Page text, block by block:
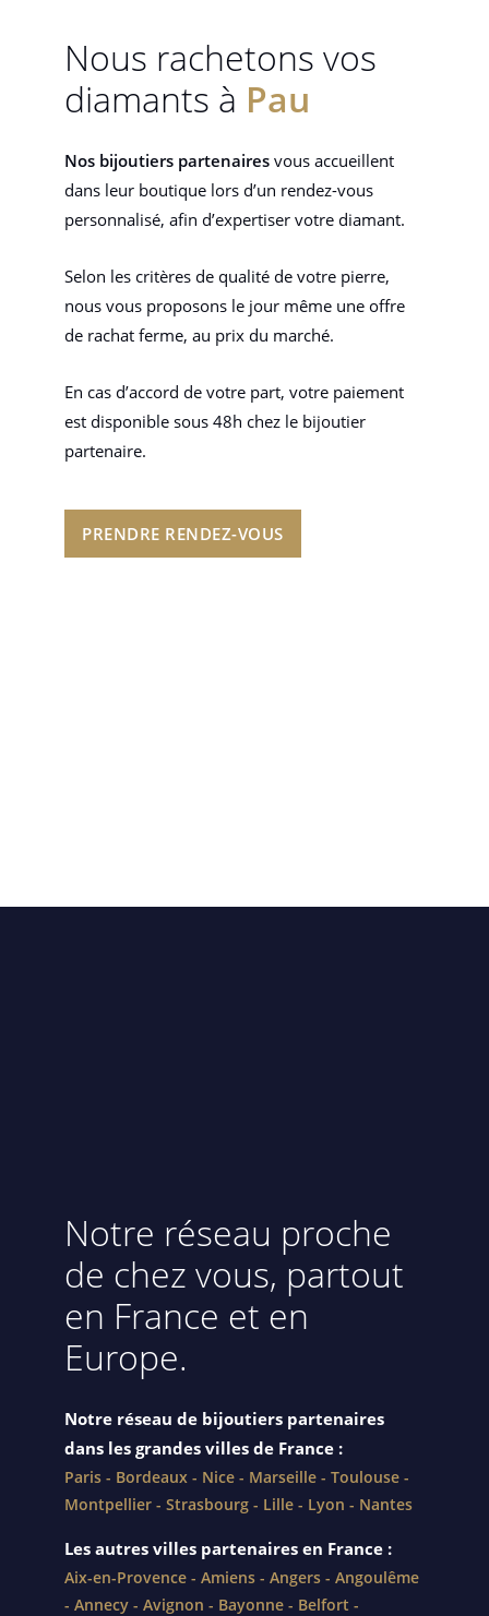
Nous rachetons vos
diamants à Pau
Nos bijoutiers partenaires vous accueillent
dans leur boutique lors d’un rendez-vous
personnalisé, afin d’expertiser votre diamant.
Selon les critères de qualité de votre pierre,
nous vous proposons le jour même une offre
de rachat ferme, au prix du marché.
En cas d’accord de votre part, votre paiement
est disponible sous 48h chez le bijoutier
partenaire.
PRENDRE RENDEZ-VOUS
Notre réseau proche
de chez vous, partout
en France et en
Europe.
Notre réseau de bijoutiers partenaires
dans les grandes villes de France :
Paris - Bordeaux - Nice - Marseille - Toulouse -
Montpellier - Strasbourg - Lille - Lyon - Nantes
Les autres villes partenaires en France :
Aix-en-Provence - Amiens - Angers - Angoulême
- Annecy - Avignon - Bayonne - Belfort -